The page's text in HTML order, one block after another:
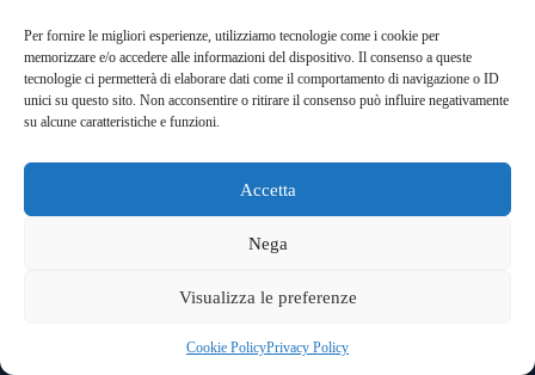
Per fornire le migliori esperienze, utilizziamo tecnologie come i cookie per
memorizzare e/o accedere alle informazioni del dispositivo. Il consenso a queste
tecnologie ci permetterà di elaborare dati come il comportamento di navigazione o ID
unici su questo sito. Non acconsentire o ritirare il consenso può influire negativamente
su alcune caratteristiche e funzioni.
Accetta
Nega
Visualizza le preferenze
Cookie PolicyPrivacy Policy
Durata: 20 ore
Copyright © 2026 Clouds&Training Srl
Sede operativa: Via Paisiello 110, Cinisello Balsamo (MI) -
Partita Iva e Codice Fiscale: 09909410962